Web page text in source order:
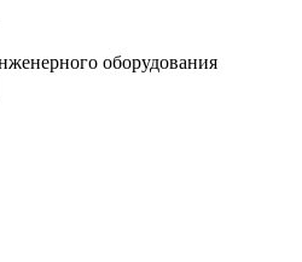
оборудования